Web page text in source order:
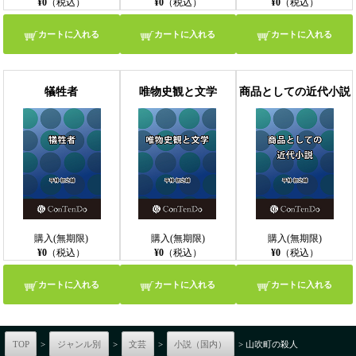
¥0 （税込）
カートに入れる
¥0（税込）
カートに入れる
¥0（税込）
カートに入れる
犠牲者
購入(無期限)
¥0 （税込）
カートに入れる
唯物史観と文学
購入(無期限)
¥0（税込）
カートに入れる
商品としての近代小説
購入(無期限)
¥0（税込）
カートに入れる
TOP > ジャンル別 > 文芸 > 小説（国内） > 山吹町の殺人